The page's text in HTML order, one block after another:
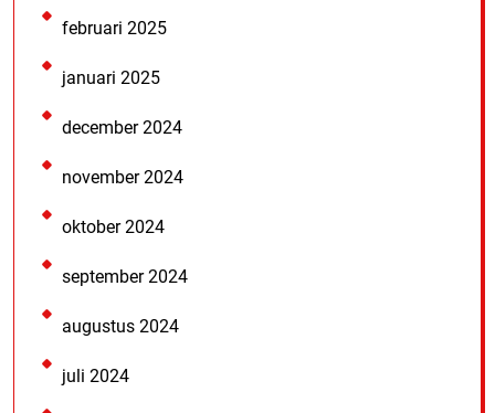
februari 2025
januari 2025
december 2024
november 2024
oktober 2024
september 2024
augustus 2024
juli 2024